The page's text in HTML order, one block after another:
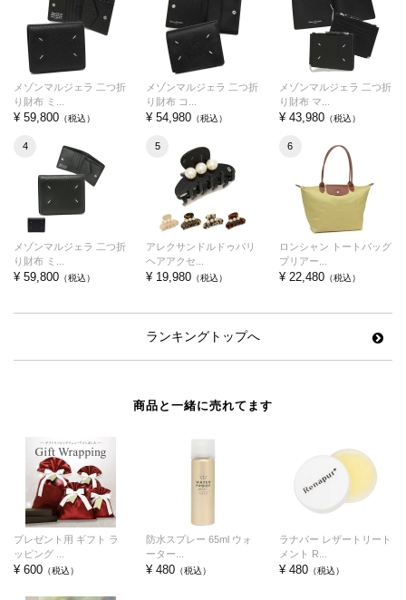
メゾンマルジェラ 二つ折
り財布 ミ...
¥ 59,800 （税込）
メゾンマルジェラ 二つ折
り財布 コ...
¥ 54,980 （税込）
メゾンマルジェラ 二つ折
り財布 マ...
¥ 43,980（税込）
4
メゾンマルジェラ 二つ折
り財布 ミ...
¥ 59,800 （税込）
5
アレクサンドルドゥパリ
ヘアアクセ...
¥ 19,980 （税込）
6
ロンシャン トートバッグ
プリアー...
¥ 22,480（税込）
ランキングトップへ
商品と一緒に売れてます
プレゼント用 ギフト ラ
ッピング ...
¥ 600 （税込）
防水スプレー 65ml ウォ
ーター...
¥ 480 （税込）
ラナパー レザートリート
メント R...
¥ 480（税込）